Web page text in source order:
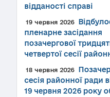
відданості справі
19 червня 2026
пленарне засідання
позачергової
четвертої сесії
18 червня 2026
сесія районної ради
19 червня 2026 року